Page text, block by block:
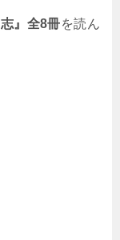
』全8冊を読ん